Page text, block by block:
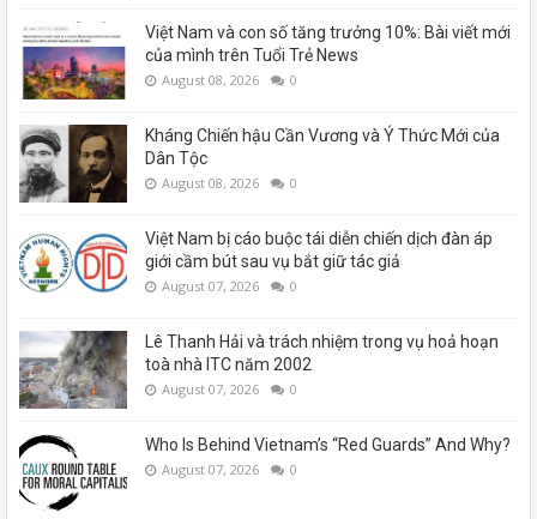
Việt Nam và con số tăng trưởng 10%: Bài viết mới
của mình trên Tuổi Trẻ News
August 08, 2026 0
Kháng Chiến hậu Cần Vương và Ý Thức Mới của
Dân Tộc
August 08, 2026 0
Việt Nam bị cáo buộc tái diễn chiến dịch đàn áp
giới cầm bút sau vụ bắt giữ tác giả
August 07, 2026 0
Lê Thanh Hải và trách nhiệm trong vụ hoả hoạn
toà nhà ITC năm 2002
August 07, 2026 0
Who Is Behind Vietnam’s “Red Guards” And Why?
August 07, 2026 0